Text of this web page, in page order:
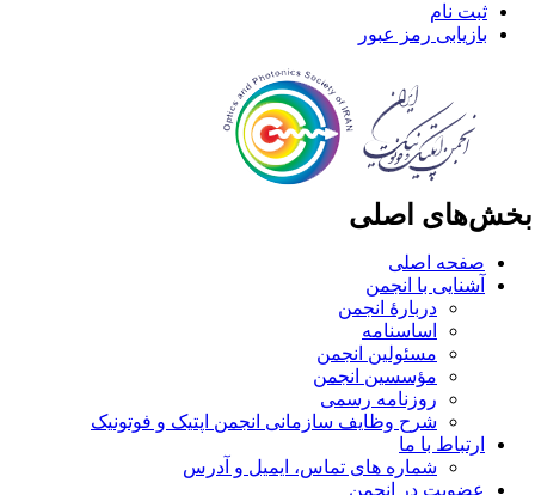
ثبت نام
بازیابی رمز عبور
اصلی
صفحه اصلی
آشنایی با انجمن
دربارۀ انجمن
اساسنامه
مسئولین انجمن
مؤسسین انجمن
روزنامه رسمی
شرح وظایف سازمانی انجمن اپتیک و فوتونیک
ارتباط با ما
شماره های تماس، ایمیل و آدرس
عضویت در انجمن